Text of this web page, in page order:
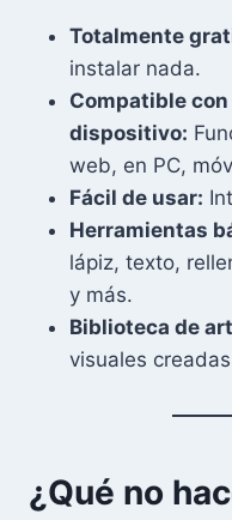
Totalmente
instalar nada.
Compatible
dispositivo:
web, en PC,
Fácil de usar:
Herramientas
lápiz, texto,
y más.
Biblioteca de
visuales
¿Qué no